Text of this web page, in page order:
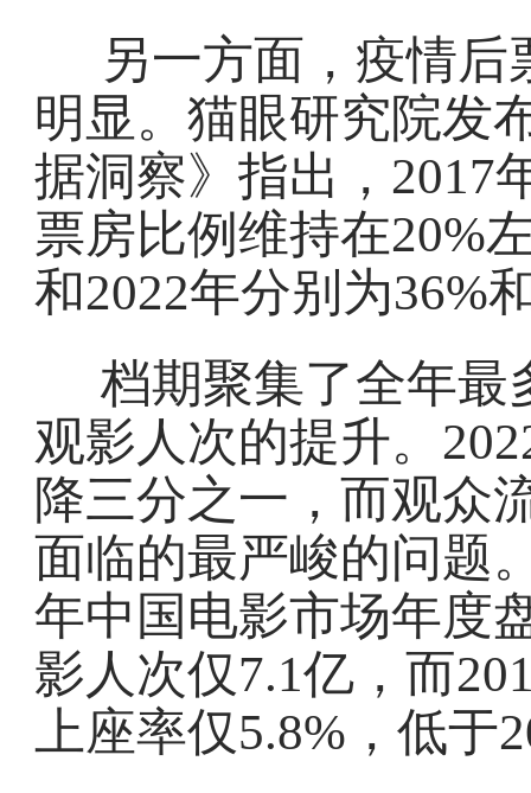
另一方面，疫情
明显。猫眼研究院发
据洞察》指出，2017
票房比例维持在20%
和2022年分别为36%
档期聚集了全年最
观影人次的提升。
降三分之一，而观众
面临的最严峻的问题
年中国电影市场年度
影人次仅7.1亿，而
上座率仅5.8%，低于